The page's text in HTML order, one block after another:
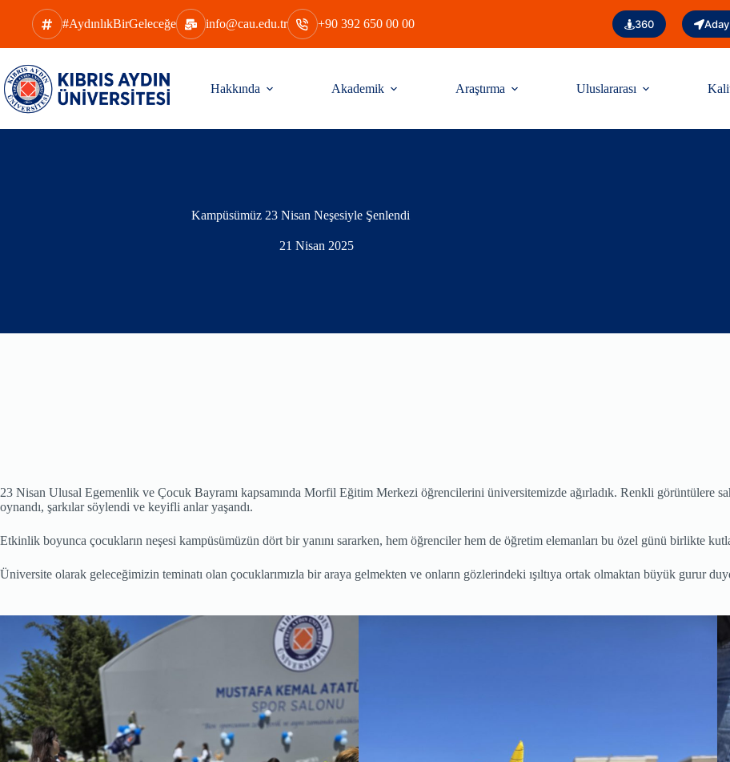
content
#AydınlıkBirGeleceğe info@cau.edu.tr +90 392 650 00 00 360
Hakkında Akademik Araştırma Uluslararası
Kampüsümüz 23 Nisan Neşesiyle Şenlendi
21 Nisan 2025
23 Nisan Ulusal Egemenlik ve Çocuk Bayramı kapsamında Morfil Eğitim Merkezi öğrencilerini üniversitemizde ağırladık. Renkli görüntülere
oynandı, şarkılar söylendi ve keyifli anlar yaşandı.
Etkinlik boyunca çocukların neşesi kampüsümüzün dört bir yanını sararken, hem öğrenciler hem de öğretim elemanları bu özel günü birlikte
Üniversite olarak geleceğimizin teminatı olan çocuklarımızla bir araya gelmekten ve onların gözlerindeki ışıltıya ortak olmaktan büyük gurur